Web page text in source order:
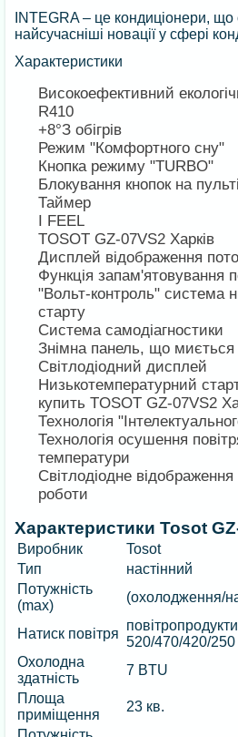
INTEGRA – це кондиціонери, що
найсучасніші новації у сфері
Характеристики
Високоефективний
R410
+8°З обігрів
Режим "Комфортного сну"
Кнопка режиму "TURBO"
Блокування кнопок на
Таймер
I FEEL
TOSOT GZ-07VS2 Харків
Дисплей відображення
Функція запам'ятовування
"Вольт-контроль" система
старту
Система самодіагностики
Знімна панель, що миється
Світлодіодний дисплей
Низькотемпературний
купить TOSOT GZ-07VS2
Технологія
Технологія осушення
температури
Світлодіодне
роботи
Характеристики Tosot
Виробник
Tosot
Тип
настінний
Потужність
(max)
(охолодження/
Натиск повітря
520/470/420/250
Охолодна
здатність
7 BTU
Площа
приміщення
23 кв.